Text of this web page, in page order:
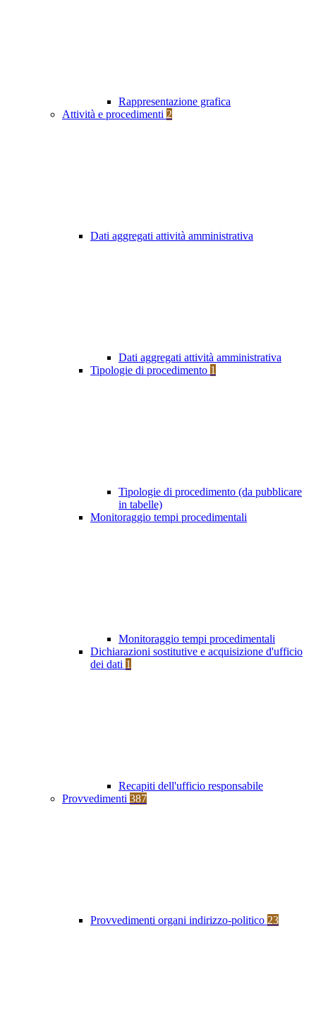
Rappresentazione grafica
Attività e procedimenti 2
Dati aggregati attività amministrativa
Dati aggregati attività amministrativa
Tipologie di procedimento 1
Tipologie di procedimento (da pubblicare
in tabelle)
Monitoraggio tempi procedimentali
Monitoraggio tempi procedimentali
Dichiarazioni sostitutive e acquisizione d'ufficio
dei dati 1
Recapiti dell'ufficio responsabile
Provvedimenti 387
Provvedimenti organi indirizzo-politico 23